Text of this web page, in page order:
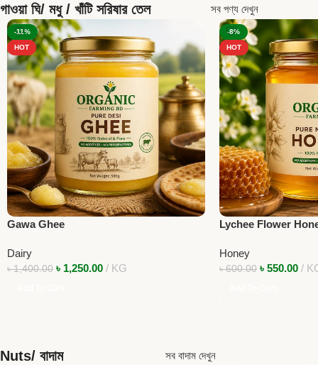
গাওয়া ঘি/ মধু / খাঁটি সরিষার তেল সব পণ্য দেখুন
-11%
HOT
Gawa Ghee
Dairy
৳1,400.00 ৳ 1,250.00 KG
-8%
HOT
Lychee Flower
Honey
৳600.00 ৳ 550.00
Nuts/ বাদাম সব বাদাম দেখুন